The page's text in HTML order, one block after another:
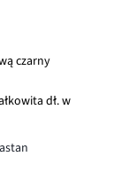
czarny
dł. w